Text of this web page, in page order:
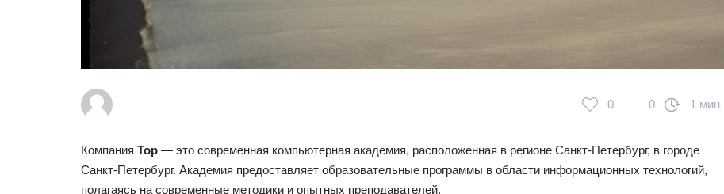
0 0 1 мин.
Компания Top — это современная компьютерная академия, расположенная в регионе Санкт-Петербург, в городе
Санкт-Петербург. Академия предоставляет образовательные программы в области информационных технологий,
полагаясь на современные методики и опытных преподавателей.